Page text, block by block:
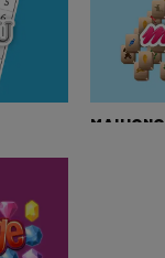
MAHJONG